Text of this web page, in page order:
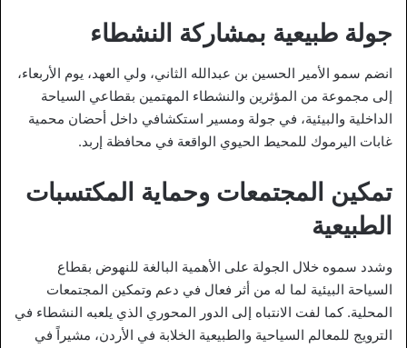
جولة طبيعية بمشاركة النشطاء
انضم سمو الأمير الحسين بن عبدالله الثاني، ولي العهد، يوم الأربعاء،
إلى مجموعة من المؤثرين والنشطاء المهتمين بقطاعي السياحة
الداخلية والبيئية، في جولة ومسير استكشافي داخل أحضان محمية
غابات اليرموك للمحيط الحيوي الواقعة في محافظة إربد.
تمكين المجتمعات وحماية المكتسبات
الطبيعية
وشدد سموه خلال الجولة على الأهمية البالغة للنهوض بقطاع
السياحة البيئية لما له من أثر فعال في دعم وتمكين المجتمعات
المحلية. كما لفت الانتباه إلى الدور المحوري الذي يلعبه النشطاء في
الترويج للمعالم السياحية والطبيعية الخلابة في الأردن، مشيراً في